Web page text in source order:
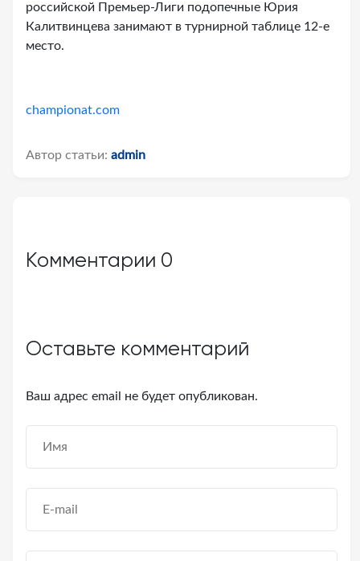
российской Премьер-Лиги подопечные Юрия
Калитвинцева занимают в турнирной таблице 12-е
место.
championat.com
Автор статьи: admin
Комментарии 0
Оставьте комментарий
Ваш адрес email не будет опубликован.